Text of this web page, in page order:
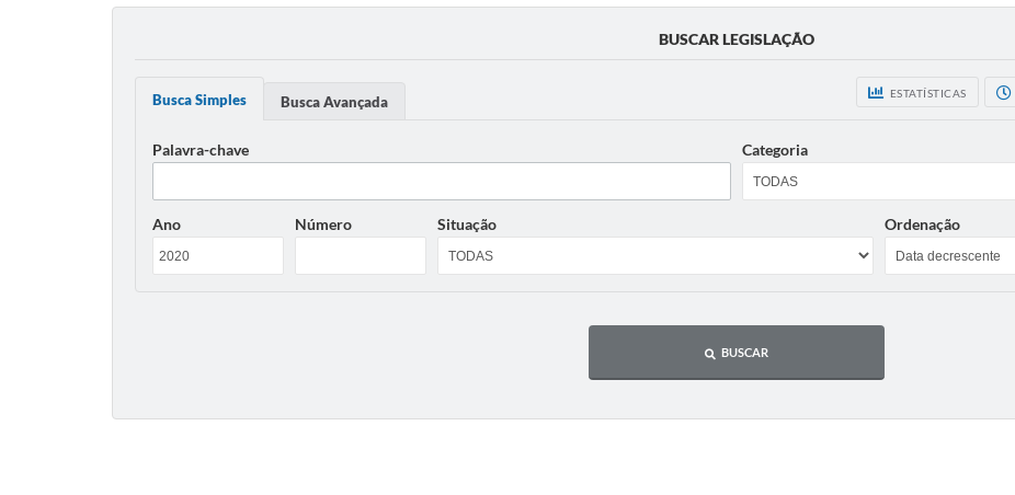
BUSCAR LEGISLAÇÃO
ESTATÍSTICAS
Busca Simples Busca Avançada
Palavra-chave Categoria
Ano Número Situação Ordenação
BUSCAR